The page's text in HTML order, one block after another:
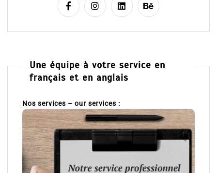
Une équipe à votre service en
français et en anglais
Nos services – our services :